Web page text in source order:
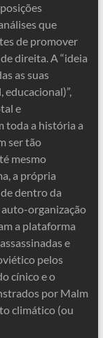
que
de promover
direita. A “ideia
as suas
educacional)”,
e
toda a história a
ser tão
mesmo
a própria
dentro da
auto-organização
a plataforma
e
pelos
cínico e o
por Malm
climático (ou